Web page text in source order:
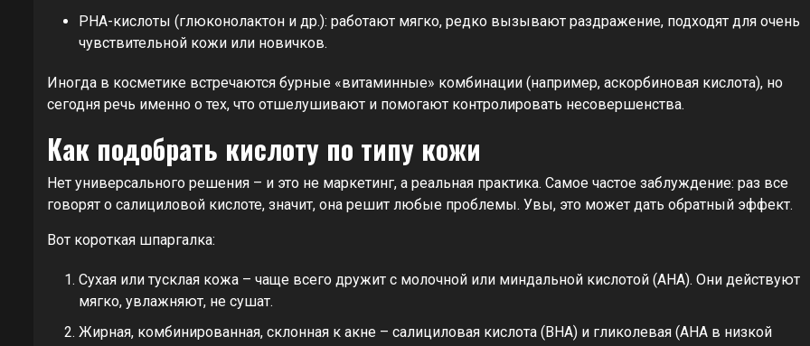
PHA-кислоты (глюконолактон и др.): работают мягко, редко вызывают раздражение, подходят для очень
чувствительной кожи или новичков.
Иногда в косметике встречаются бурные «витаминные» комбинации (например, аскорбиновая кислота), но
сегодня речь именно о тех, что отшелушивают и помогают контролировать несовершенства.
Как подобрать кислоту по типу кожи
Нет универсального решения – и это не маркетинг, а реальная практика. Самое частое заблуждение: раз все
говорят о салициловой кислоте, значит, она решит любые проблемы. Увы, это может дать обратный эффект.
Вот короткая шпаргалка:
Сухая или тусклая кожа – чаще всего дружит с молочной или миндальной кислотой (AHA). Они действуют
мягко, увлажняют, не сушат.
Жирная, комбинированная, склонная к акне – салициловая кислота (BHA) и гликолевая (AHA в низкой